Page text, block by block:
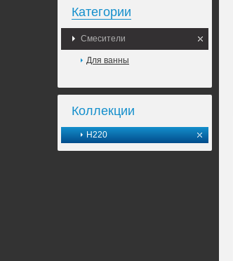
Категории
Смесители
Для ванны
Коллекции
H220